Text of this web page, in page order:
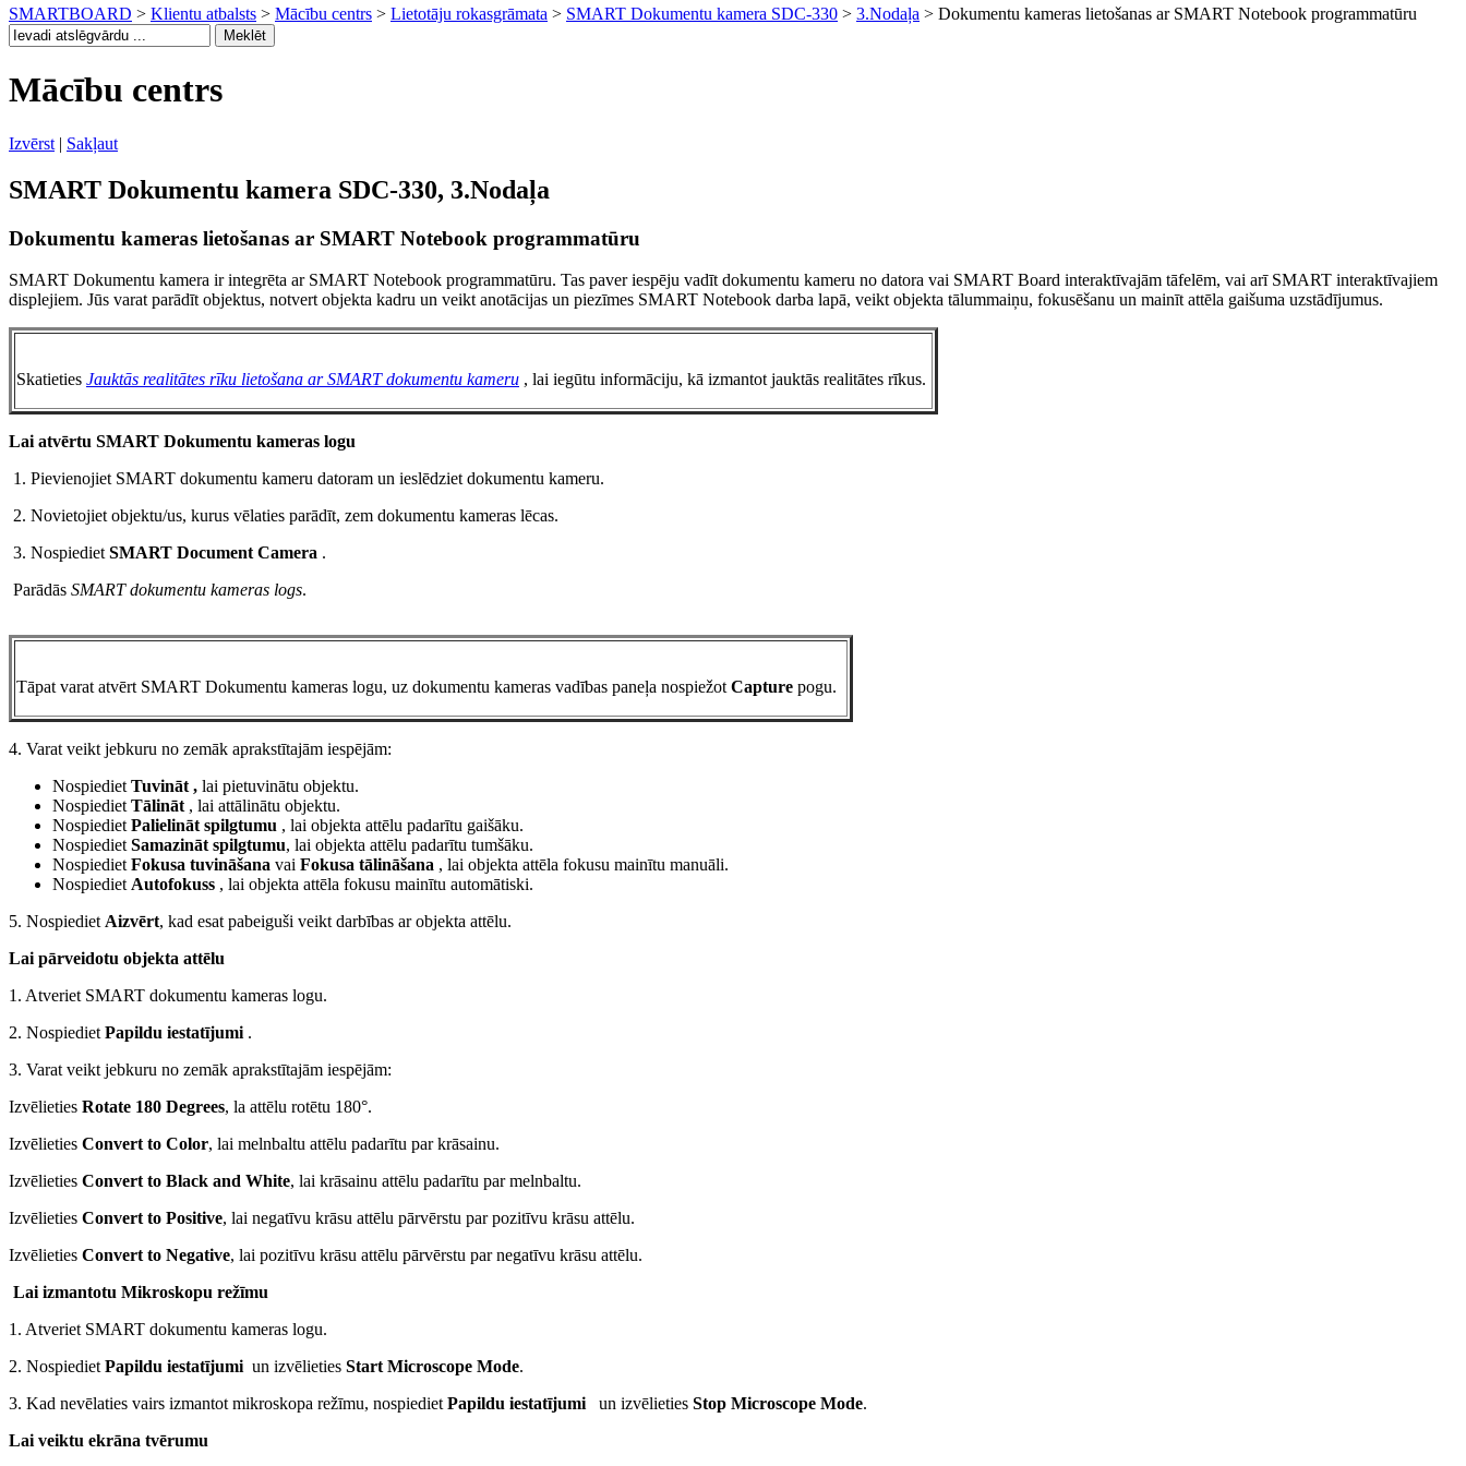
SMARTBOARD > Klientu atbalsts > Mācību centrs > Lietotāju rokasgrāmata > SMART Dokumentu kamera SDC-330 > 3.Nodaļa > Dokumentu kameras lietošanas ar SMART Notebook programmatūru
Mācību centrs
Izvērst | Sakļaut
SMART Dokumentu kamera SDC-330, 3.Nodaļa
Dokumentu kameras lietošanas ar SMART Notebook programmatūru
SMART Dokumentu kamera ir integrēta ar SMART Notebook programmatūru. Tas paver iespēju vadīt dokumentu kameru no datora vai SMART Board interaktīvajām tāfelēm, vai arī SMART interaktīvajiem
displejiem. Jūs varat parādīt objektus, notvert objekta kadru un veikt anotācijas un piezīmes SMART Notebook darba lapā, veikt objekta tālummaiņu, fokusēšanu un mainīt attēla gaišuma uzstādījumus.
Skatieties Jauktās realitātes rīku lietošana ar SMART dokumentu kameru , lai iegūtu informāciju, kā izmantot jauktās realitātes rīkus.
Lai atvērtu SMART Dokumentu kameras logu
1. Pievienojiet SMART dokumentu kameru datoram un ieslēdziet dokumentu kameru.
2. Novietojiet objektu/us, kurus vēlaties parādīt, zem dokumentu kameras lēcas.
3. NospiedietSMART Document Camera .
Parādās SMART dokumentu kameras logs.
Tāpat varat atvērt SMART Dokumentu kameras logu, uz dokumentu kameras vadības paneļa nospiežotCapture pogu.
4. Varat veikt jebkuru no zemāk aprakstītajām iespējām:
NospiedietTuvināt, lai pietuvinātu objektu.
NospiedietTālināt , lai attālinātu objektu.
NospiedietPalielināt spilgtumu , lai objekta attēlu padarītu gaišāku.
NospiedietSamazināt spilgtumu, lai objekta attēlu padarītu tumšāku.
NospiedietFokusa tuvināšana vai Fokusa tālināšana , lai objekta attēla fokusu mainītu manuāli.
NospiedietAutofokuss , lai objekta attēla fokusu mainītu automātiski.
5. NospiedietAizvērt, kad esat pabeiguši veikt darbības ar objekta attēlu.
Lai pārveidotu objekta attēlu
1. Atveriet SMART dokumentu kameras logu.
2. NospiedietPapildu iestatījumi .
3. Varat veikt jebkuru no zemāk aprakstītajām iespējām:
Izvēlieties Rotate 180 Degrees, la attēlu rotētu 180°.
Izvēlieties Convert to Color, lai melnbaltu attēlu padarītu par krāsainu.
Izvēlieties Convert to Black and White, lai krāsainu attēlu padarītu par melnbaltu.
Izvēlieties Convert to Positive, lai negatīvu krāsu attēlu pārvērstu par pozitīvu krāsu attēlu.
Izvēlieties Convert to Negative, lai pozitīvu krāsu attēlu pārvērstu par negatīvu krāsu attēlu.
Lai izmantotu Mikroskopu režīmu
1. Atveriet SMART dokumentu kameras logu.
2. NospiedietPapildu iestatījumi un izvēlieties Start Microscope Mode.
3. Kad nevēlaties vairs izmantot mikroskopa režīmu, nospiedietPapildu iestatījumi un izvēlieties Stop Microscope Mode.
Lai veiktu ekrāna tvērumu